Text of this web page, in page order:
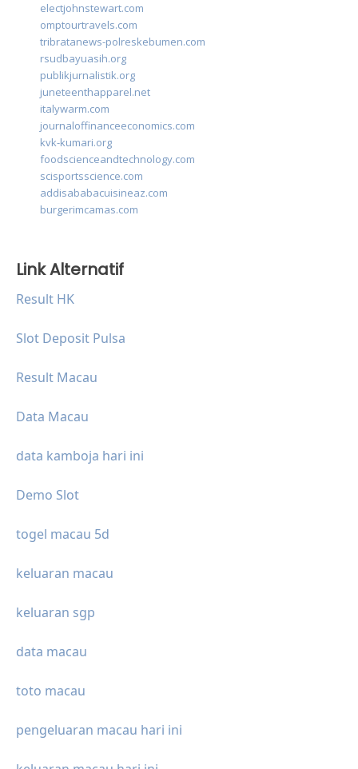
electjohnstewart.com
omptourtravels.com
tribratanews-polreskebumen.com
rsudbayuasih.org
publikjurnalistik.org
juneteenthapparel.net
italywarm.com
journaloffinanceeconomics.com
kvk-kumari.org
foodscienceandtechnology.com
scisportsscience.com
addisababacuisineaz.com
burgerimcamas.com
Link Alternatif
Result HK
Slot Deposit Pulsa
Result Macau
Data Macau
data kamboja hari ini
Demo Slot
togel macau 5d
keluaran macau
keluaran sgp
data macau
toto macau
pengeluaran macau hari ini